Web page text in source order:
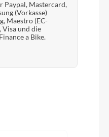
Paypal, Mastercard,
(Vorkasse)
Maestro (EC-
Visa und die
a Bike.